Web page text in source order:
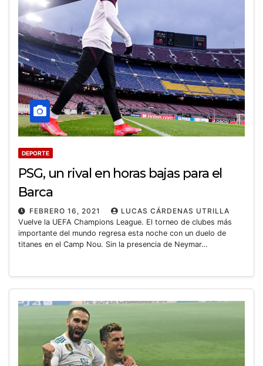
DEPORTE
PSG, un rival en horas bajas para el
Barca
FEBRERO 16, 2021
LUCAS CÁRDENAS UTRILLA
Vuelve la UEFA Champions League. El torneo de clubes más
importante del mundo regresa esta noche con un duelo de
titanes en el Camp Nou. Sin la presencia de Neymar…